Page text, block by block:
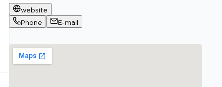
website
Phone
E-mail